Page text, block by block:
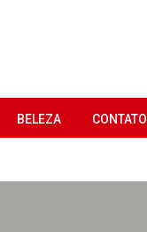
BELEZA CONTATO